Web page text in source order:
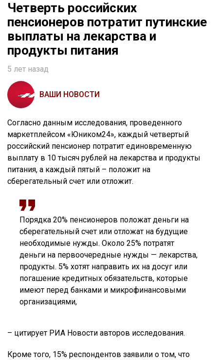
Четверть российских
пенсионеров потратит путинские
выплаты на лекарства и
продукты питания
5 лет назад
ВАШИ НОВОСТИ
Согласно данным исследования, проведенного
маркетплейсом «Юником24», каждый четвертый
российский пенсионер потратит единовременную
выплату в 10 тысяч рублей на лекарства и продукты
питания, а каждый пятый – положит на
сберегательный счет или отложит.
Порядка 20% пенсионеров положат деньги на
сберегательный счет или отложат на будущие
необходимые нужды. Около 25% потратят
деньги на первоочередные нужды — лекарства,
продукты. 5% хотят направить их на досуг или
погашение кредитных обязательств, которые
имеют перед банками и микрофинансовыми
организациями,
– цитирует РИА Новости авторов исследования.
Кроме того, 15% респондентов заявили о том, что